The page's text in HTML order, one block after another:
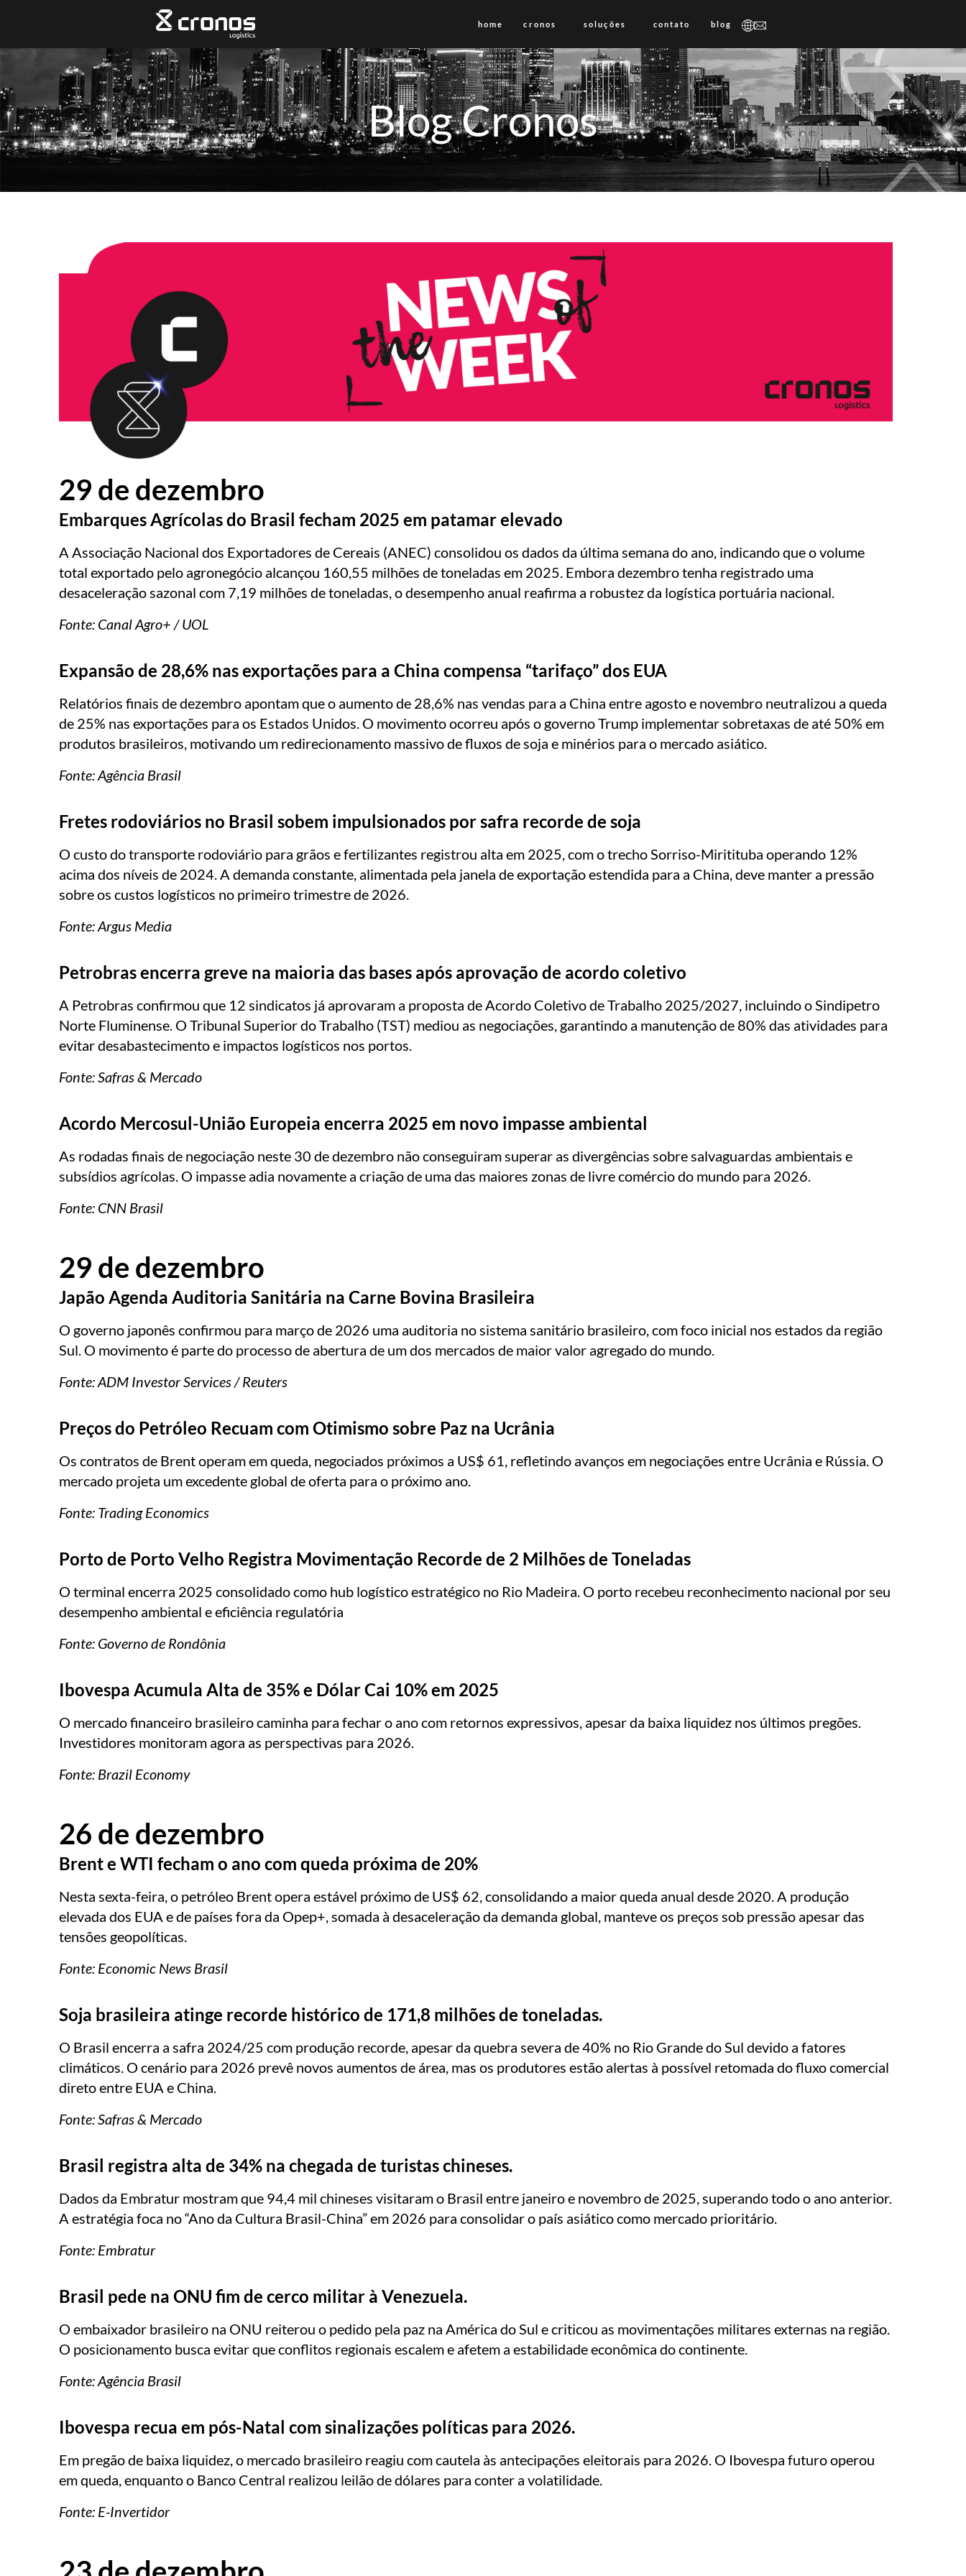
home cronos soluções contato blog
Blog Cronos
29 de dezembro
Embarques Agrícolas do Brasil fecham 2025 em patamar elevado
A Associação Nacional dos Exportadores de Cereais (ANEC) consolidou os dados da última semana do ano, indicando que o volume
total exportado pelo agronegócio alcançou 160,55 milhões de toneladas em 2025. Embora dezembro tenha registrado uma
desaceleração sazonal com 7,19 milhões de toneladas, o desempenho anual reafirma a robustez da logística portuária nacional.
Fonte: Canal Agro+ / UOL
Expansão de 28,6% nas exportações para a China compensa “tarifaço” dos EUA
Relatórios finais de dezembro apontam que o aumento de 28,6% nas vendas para a China entre agosto e novembro neutralizou a queda
de 25% nas exportações para os Estados Unidos. O movimento ocorreu após o governo Trump implementar sobretaxas de até 50% em
produtos brasileiros, motivando um redirecionamento massivo de fluxos de soja e minérios para o mercado asiático.
Fonte: Agência Brasil
Fretes rodoviários no Brasil sobem impulsionados por safra recorde de soja
O custo do transporte rodoviário para grãos e fertilizantes registrou alta em 2025, com o trecho Sorriso-Miritituba operando 12%
acima dos níveis de 2024. A demanda constante, alimentada pela janela de exportação estendida para a China, deve manter a pressão
sobre os custos logísticos no primeiro trimestre de 2026.
Fonte: Argus Media
Petrobras encerra greve na maioria das bases após aprovação de acordo coletivo
A Petrobras confirmou que 12 sindicatos já aprovaram a proposta de Acordo Coletivo de Trabalho 2025/2027, incluindo o Sindipetro
Norte Fluminense. O Tribunal Superior do Trabalho (TST) mediou as negociações, garantindo a manutenção de 80% das atividades para
evitar desabastecimento e impactos logísticos nos portos.
Fonte: Safras & Mercado
Acordo Mercosul-União Europeia encerra 2025 em novo impasse ambiental
As rodadas finais de negociação neste 30 de dezembro não conseguiram superar as divergências sobre salvaguardas ambientais e
subsídios agrícolas. O impasse adia novamente a criação de uma das maiores zonas de livre comércio do mundo para 2026.
Fonte: CNN Brasil
29 de dezembro
Japão Agenda Auditoria Sanitária na Carne Bovina Brasileira
O governo japonês confirmou para março de 2026 uma auditoria no sistema sanitário brasileiro, com foco inicial nos estados da região
Sul. O movimento é parte do processo de abertura de um dos mercados de maior valor agregado do mundo.
Fonte:ADM Investor Services / Reuters
Preços do Petróleo Recuam com Otimismo sobre Paz na Ucrânia
Os contratos de Brent operam em queda, negociados próximos a US$ 61, refletindo avanços em negociações entre Ucrânia e Rússia. O
mercado projeta um excedente global de oferta para o próximo ano.
Fonte: Trading Economics
Porto de Porto Velho Registra Movimentação Recorde de 2 Milhões de Toneladas
O terminal encerra 2025 consolidado como hub logístico estratégico no Rio Madeira. O porto recebeu reconhecimento nacional por seu
desempenho ambiental e eficiência regulatória
Fonte: Governo de Rondônia
Ibovespa Acumula Alta de 35% e Dólar Cai 10% em 2025
O mercado financeiro brasileiro caminha para fechar o ano com retornos expressivos, apesar da baixa liquidez nos últimos pregões.
Investidores monitoram agora as perspectivas para 2026.
Fonte: Brazil Economy
26 de dezembro
Brent e WTI fecham o ano com queda próxima de 20%
Nesta sexta-feira, o petróleo Brent opera estável próximo de US$ 62, consolidando a maior queda anual desde 2020. A produção
elevada dos EUA e de países fora da Opep+, somada à desaceleração da demanda global, manteve os preços sob pressão apesar das
tensões geopolíticas.
Fonte: Economic News Brasil
Soja brasileira atinge recorde histórico de 171,8 milhões de toneladas.
O Brasil encerra a safra 2024/25 com produção recorde, apesar da quebra severa de 40% no Rio Grande do Sul devido a fatores
climáticos. O cenário para 2026 prevê novos aumentos de área, mas os produtores estão alertas à possível retomada do fluxo comercial
direto entre EUA e China.
Fonte: Safras & Mercado
Brasil registra alta de 34% na chegada de turistas chineses.
Dados da Embratur mostram que 94,4 mil chineses visitaram o Brasil entre janeiro e novembro de 2025, superando todo o ano anterior.
A estratégia foca no “Ano da Cultura Brasil-China” em 2026 para consolidar o país asiático como mercado prioritário.
Fonte: Embratur
Brasil pede na ONU fim de cerco militar à Venezuela.
O embaixador brasileiro na ONU reiterou o pedido pela paz na América do Sul e criticou as movimentações militares externas na região.
O posicionamento busca evitar que conflitos regionais escalem e afetem a estabilidade econômica do continente.
Fonte: Agência Brasil
Ibovespa recua em pós-Natal com sinalizações políticas para 2026.
Em pregão de baixa liquidez, o mercado brasileiro reagiu com cautela às antecipações eleitorais para 2026. O Ibovespa futuro operou
em queda, enquanto o Banco Central realizou leilão de dólares para conter a volatilidade.
Fonte: E-Invertidor